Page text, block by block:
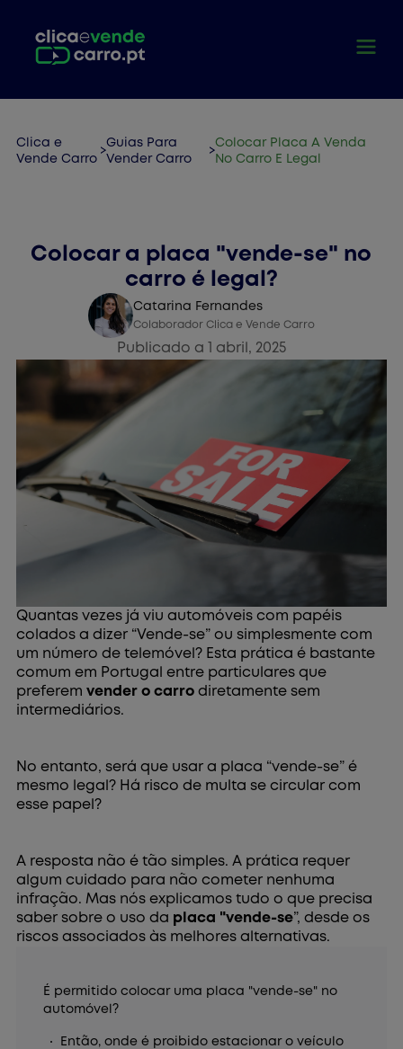
Clica e
Vende Carro
>
Guias Para
Vender Carro
>
Colocar Placa A Venda
No Carro E Legal
Colocar a placa "vende-se" no
carro é legal?
Catarina Fernandes
Colaborador Clica e Vende Carro
Publicado a 1 abril, 2025
Quantas vezes já viu automóveis com papéis
colados a dizer “Vende-se” ou simplesmente com
um número de telemóvel? Esta prática é bastante
comum em Portugal entre particulares que
preferemvender o carro diretamente sem
intermediários.
No entanto, será que usar a placa “vende-se” é
mesmo legal? Há risco de multa se circular com
esse papel?
A resposta não é tão simples. A prática requer
algum cuidado para não cometer nenhuma
infração. Mas nós explicamos tudo o que precisa
saber sobre o uso da placa "vende-se”, desde os
riscos associados às melhores alternativas.
É permitido colocar uma placa "vende-se" no
automóvel?
Então, onde é proibido estacionar o veículo